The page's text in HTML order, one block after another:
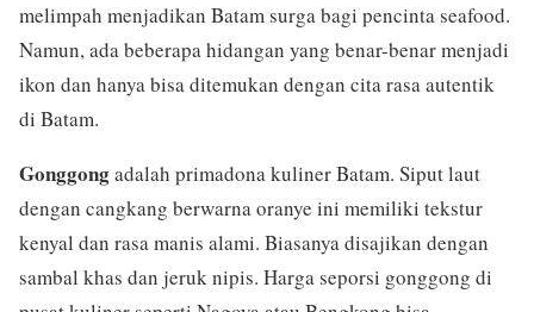
melimpah menjadikan Batam surga bagi pencinta seafood.
Namun, ada beberapa hidangan yang benar-benar menjadi
ikon dan hanya bisa ditemukan dengan cita rasa autentik
di Batam.
Gonggongadalah primadona kuliner Batam. Siput laut
dengan cangkang berwarna oranye ini memiliki tekstur
kenyal dan rasa manis alami. Biasanya disajikan dengan
sambal khas dan jeruk nipis. Harga seporsi gonggong di